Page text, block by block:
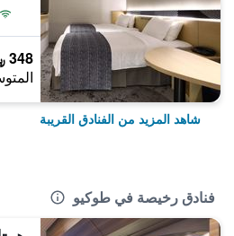
348 ﷼
شاهد المزيد من الفنادق القريبة
فنادق رخيصة في طوكيو